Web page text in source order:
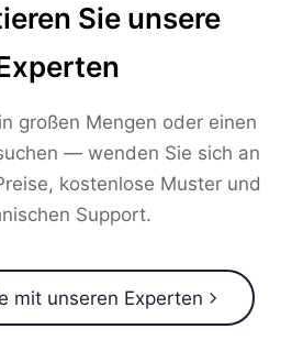
Sie unsere
großen Mengen oder einen
— wenden Sie sich an
kostenlose Muster und
Support.
mit unseren Experten